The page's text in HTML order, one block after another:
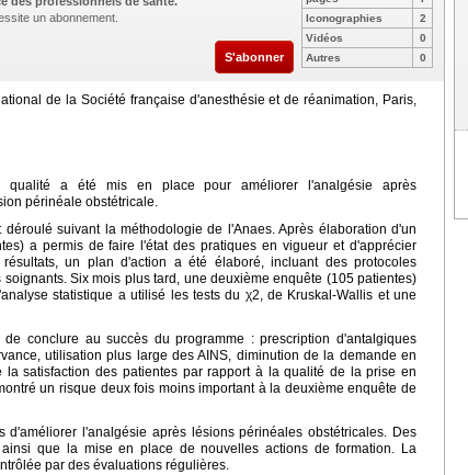
un abonnement.
S'abonner
Iconographies
2
Vidéos
0
Autres
0
de la Société française d'anesthésie et de réanimation, Paris,
qualité a été mis en place pour améliorer l'analgésie après
périnéale obstétricale.
déroulé suivant la méthodologie de l'Anaes. Après élaboration d'un
a permis de faire l'état des pratiques en vigueur et d'apprécier
un plan d'action a été élaboré, incluant des protocoles
Six mois plus tard, une deuxième enquête (105 patientes)
statistique a utilisé les tests du χ2, de Kruskal-Wallis et une
conclure au succès du programme : prescription d'antalgiques
utilisation plus large des AINS, diminution de la demande en
la satisfaction des patientes par rapport à la qualité de la prise en
un risque deux fois moins important à la deuxième enquête de
l'analgésie après lésions périnéales obstétricales. Des
que la mise en place de nouvelles actions de formation. La
par des évaluations régulières.